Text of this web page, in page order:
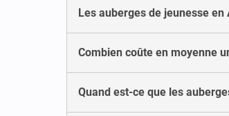
Les auberges de jeunesse
Combien coûte en moyenne
Quand est-ce que les